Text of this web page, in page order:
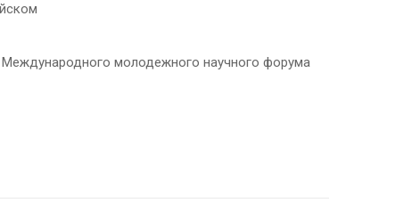
Международного молодежного научного форума